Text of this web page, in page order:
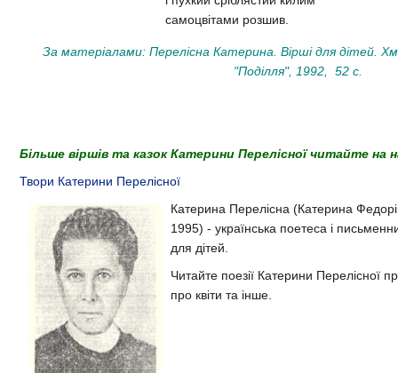
самоцвітами розшив.
За матеріалами: Перелісна Катерина. Вірші для дітей.
"Поділля", 1992, 52 с.
Більше віршів та казок Катерини Перелісної читайте на
Твори Катерини Перелісної
Катерина Перелісна (Катерина
1995) - українська поетеса і
для дітей.
Читайте поезії Катерини Перелісної
про квіти та інше.